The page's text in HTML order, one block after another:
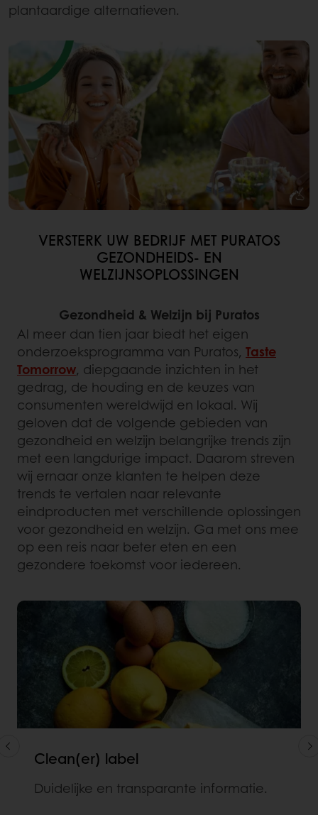
plantaardige alternatieven.
VERSTERK UW BEDRIJF MET PURATOS
GEZONDHEIDS- EN
WELZIJNSOPLOSSINGEN
Gezondheid & Welzijn bij Puratos
Al meer dan tien jaar biedt het eigen
onderzoeksprogramma van Puratos, Taste
Tomorrow, diepgaande inzichten in het
gedrag, de houding en de keuzes van
consumenten wereldwijd en lokaal. Wij
geloven dat de volgende gebieden van
gezondheid en welzijn belangrijke trends zijn
met een langdurige impact. Daarom streven
wij ernaar onze klanten te helpen deze
trends te vertalen naar relevante
eindproducten met verschillende oplossingen
voor gezondheid en welzijn. Ga met ons mee
op een reis naar beter eten en een
gezondere toekomst voor iedereen.
Clean(er) label
Duidelijke en transparante informatie.